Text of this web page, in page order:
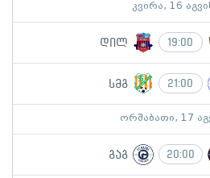
კვირა, 16
დილ 19:00
სმგ 21:00
ორშაბათი, 17
გაგ 20:00